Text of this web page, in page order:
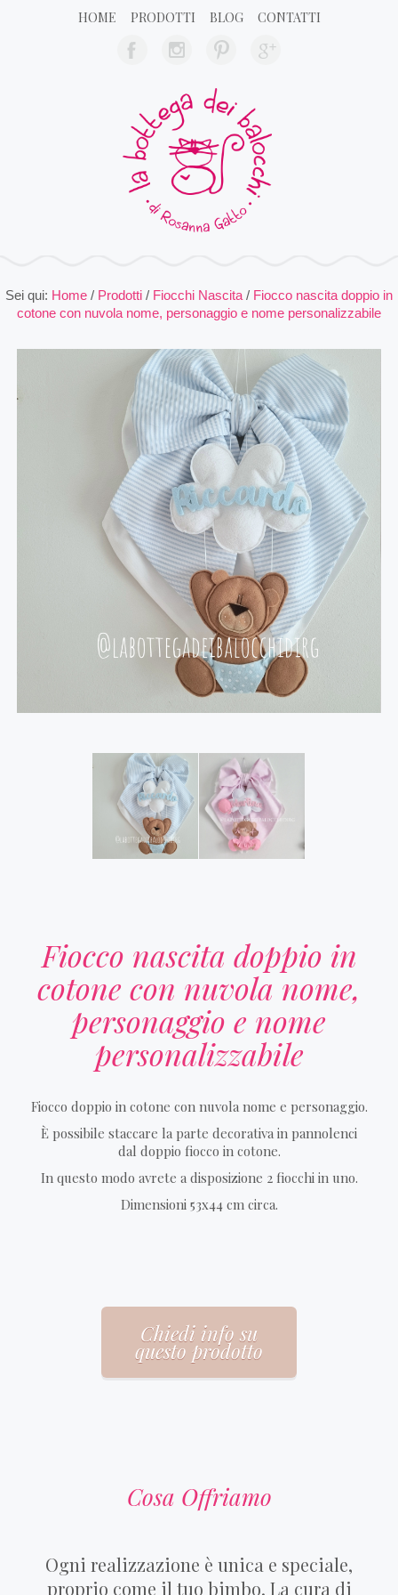
HOME PRODOTTI BLOG CONTATTI
Sei qui: Home / Prodotti / Fiocchi Nascita / Fiocco nascita doppio in
cotone con nuvola nome, personaggio e nome personalizzabile
Fiocco nascita doppio in
cotone con nuvola nome,
personaggio e nome
personalizzabile
Fiocco doppio in cotone con nuvola nome e personaggio.
È possibile staccare la parte decorativa in pannolenci
dal doppio fiocco in cotone.
In questo modo avrete a disposizione 2 fiocchi in uno.
Dimensioni 53x44 cm circa.
Chiedi info su
questo prodotto
Cosa Offriamo
Ogni realizzazione è unica e speciale,
proprio come il tuo bimbo. La cura di